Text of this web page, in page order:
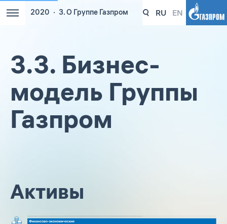
2020 3. О Группе Газпром RU EN
3.3. Бизнес-
модель Группы
Газпром
Активы